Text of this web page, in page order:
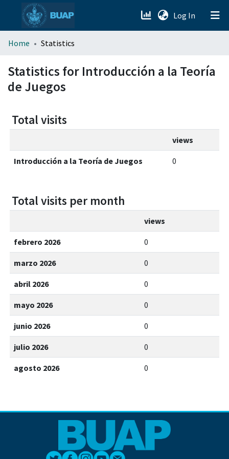
Log In (current)
menu.section.about_menu
All of DSpace
Home Statistics
Statistics for Introducción a la Teoría
de Juegos
Total visits
views
Introducción a la Teoría de Juegos 0
Total visits per month
views
febrero 2026 0
marzo 2026 0
abril 2026 0
mayo 2026 0
junio 2026 0
julio 2026 0
agosto 2026 0